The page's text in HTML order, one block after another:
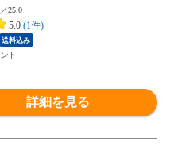
ズ TU8001 TU8002 TU8003 T
TU8006 TU8007 テクシーリ
TEX ゴアテックス ゆったり
25.0
5.0 (1件)
送料込み
詳細を見る